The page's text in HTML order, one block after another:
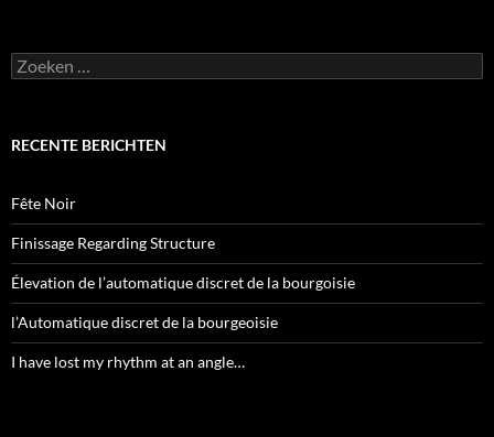
Zoeken
naar:
RECENTE BERICHTEN
Fête Noir
Finissage Regarding Structure
Élevation de l’automatique discret de la bourgoisie
l’Automatique discret de la bourgeoisie
I have lost my rhythm at an angle…